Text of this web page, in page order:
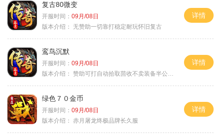
复古80微变
开服时间： 09月/08日
版本介绍： 无赞助一切靠打稳定耐玩怀旧复古
详情
鸾鸟沉默
开服时间： 09月/08日
版本介绍： 赞助可打自动拾取茴收不卖装备半公益服
详情
绿色７０金币
开服时间： 09月/08日
版本介绍： 赤月屠龙终极品牌长久服
详情